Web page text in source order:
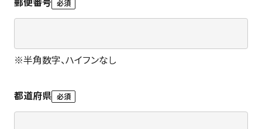
必須
※半角数字、ハイフンなし
都道府県 必須